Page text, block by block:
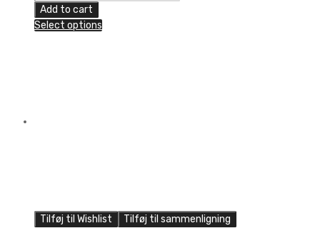
MX
PLUS2
Add to cart
Select options
Tilføj til Wishlist Tilføj til sammenligning